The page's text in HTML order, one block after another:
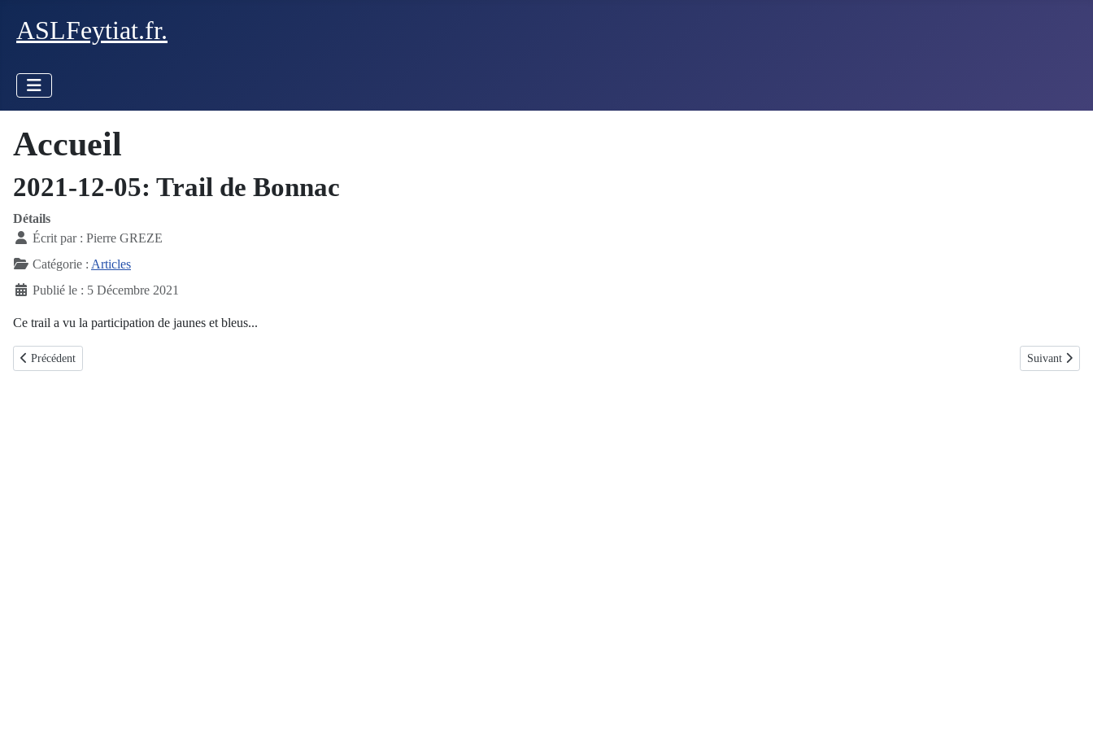
ASLFeytiat.fr.
Accueil
2021-12-05: Trail de Bonnac
Détails
Écrit par : Pierre GREZE
Catégorie : Articles
Publié le : 5 Décembre 2021
Ce trail a vu la participation de jaunes et bleus...
Article précédent : 2021-12-05: 10km du Canal Périgueux
Précédent Article
Suivant